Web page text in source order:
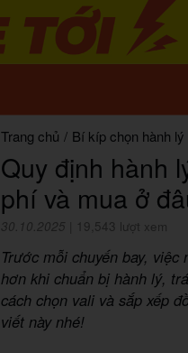
Trang chủ / Bí kíp chọn hành lý
Quy định hành
phí và mua ở
30.10.2025 19,543 lượt xem
Trước mỗi chuyến bay,
hơn khi chuẩn bị hành lý,
cách chọn vali và sắp xếp
viết này nhé!